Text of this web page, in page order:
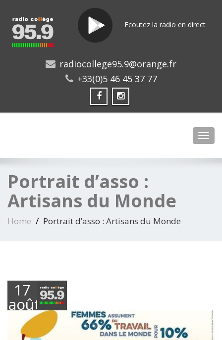
Ecoutez la radio en direct
radiocollege95.9@orange.fr
+33(0)5 46 45 37 77
Portrait d’asso :
Artisans du Monde
Home Portrait d’asso : Artisans du Monde
17
août
2018